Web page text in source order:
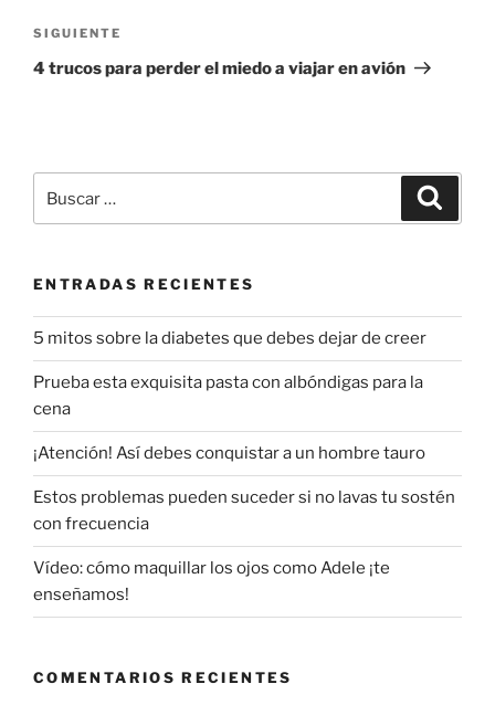
Siguiente
entrada
SIGUIENTE
4 trucos para perder el miedo a viajar en avión
por:
ENTRADAS RECIENTES
5 mitos sobre la diabetes que debes dejar de creer
Prueba esta exquisita pasta con albóndigas para la
cena
¡Atención! Así debes conquistar a un hombre tauro
Estos problemas pueden suceder si no lavas tu sostén
con frecuencia
Vídeo: cómo maquillar los ojos como Adele ¡te
enseñamos!
COMENTARIOS RECIENTES